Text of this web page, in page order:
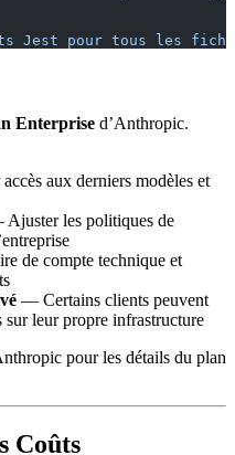
Jest pour tous les
Enterprise d’Anthropic.
aux derniers modèles et
les politiques de
de compte technique et
— Certains clients peuvent
sur leur propre infrastructure
pour les détails du plan
Coûts